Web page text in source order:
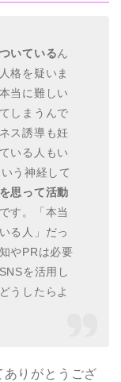
いているん
格を疑いま
当に難しい
しまうんで
ス誘導も妊
いる人もい
う神経して
思って活動
です。「本当
る人」だっ
やPRは必要
を活用し
うしたらよ
りがとうござ